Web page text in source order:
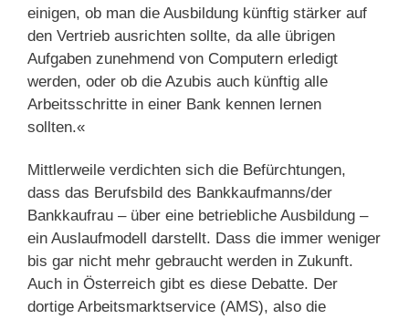
einigen, ob man die Ausbildung künftig stärker auf
den Vertrieb ausrichten sollte, da alle übrigen
Aufgaben zunehmend von Computern erledigt
werden, oder ob die Azubis auch künftig alle
Arbeitsschritte in einer Bank kennen lernen
sollten.«
Mittlerweile verdichten sich die Befürchtungen,
dass das Berufsbild des Bankkaufmanns/der
Bankkaufrau – über eine betriebliche Ausbildung –
ein Auslaufmodell darstellt. Dass die immer weniger
bis gar nicht mehr gebraucht werden in Zukunft.
Auch in Österreich gibt es diese Debatte. Der
dortige Arbeitsmarktservice (AMS), also die